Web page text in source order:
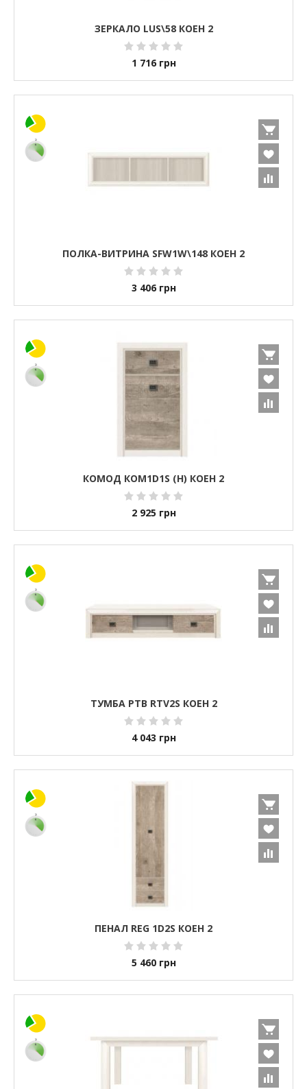
ЗЕРКАЛО LUS\58 КОЕН 2
1 716 грн
ПОЛКА-ВИТРИНА SFW1W\148 КОЕН 2
3 406 грн
КОМОД КОМ1D1S (H) КОЕН 2
2 925 грн
ТУМБА РТВ RTV2S КОЕН 2
4 043 грн
ПЕНАЛ REG 1D2S КОЕН 2
5 460 грн